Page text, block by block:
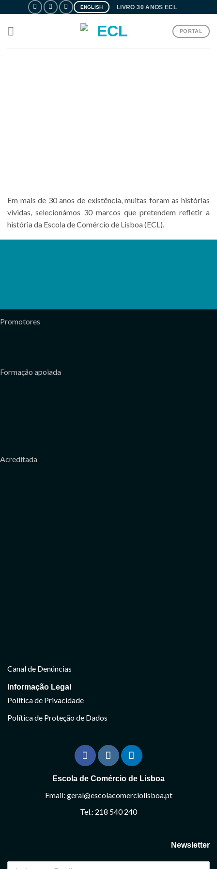
content
ENGLISH LIVRO 30 ANOS ECL
PORTAL
Em mais de 30 anos de existência, muitas foram as histórias
vividas, selecionámos 30 marcos que pretendem refletir a
história da Escola de Comércio de Lisboa (ECL).
Promotores
Formação apoiada
Acreditada
Canal de Denúncias
Informação Legal
Política de Privacidade
Política de Proteção de Dados
Escola de Comércio de Lisboa
Email: geral@escolacomerciolisboa.pt
Tel.: 218 540 240
Newsletter